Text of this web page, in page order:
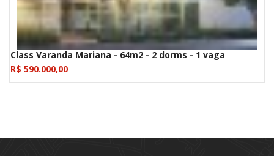
Class Varanda Mariana - 64m2 - 2 dorms - 1 vaga
R$ 590.000,00